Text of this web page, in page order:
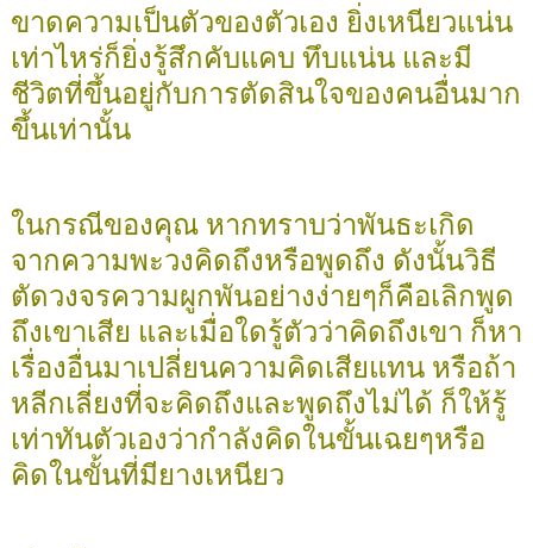
ขาดความเป็นตัวของตัวเอง ยิ่งเหนียวแน่น
เท่าไหร่ก็ยิ่งรู้สึกคับแคบ ทึบแน่น และมี
ชีวิตที่ขึ้นอยู่กับการตัดสินใจของคนอื่นมาก
ขึ้นเท่านั้น
ในกรณีของคุณ หากทราบว่าพันธะเกิด
จากความพะวงคิดถึงหรือพูดถึง ดังนั้นวิธี
ตัดวงจรความผูกพันอย่างง่ายๆก็คือเลิกพูด
ถึงเขาเสีย และเมื่อใดรู้ตัวว่าคิดถึงเขา ก็หา
เรื่องอื่นมาเปลี่ยนความคิดเสียแทน หรือถ้า
หลีกเลี่ยงที่จะคิดถึงและพูดถึงไม่ได้ ก็ให้รู้
เท่าทันตัวเองว่ากำลังคิดในขั้นเฉยๆหรือ
คิดในขั้นที่มียางเหนียว